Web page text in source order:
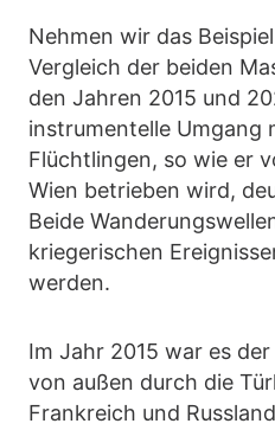
Nehmen wir das
Vergleich der beiden
den Jahren 2015 und
instrumentelle Umgang
Flüchtlingen, so wie er
Wien betrieben wird,
Beide
kriegerischen
werden.
Im Jahr 2015 war es
von außen durch die
Frankreich und